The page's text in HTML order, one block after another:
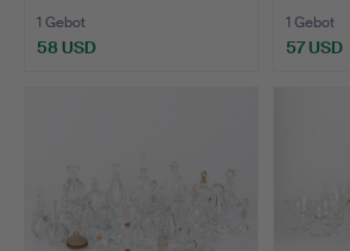
1 Gebot
58 USD
1 Gebot
57 USD